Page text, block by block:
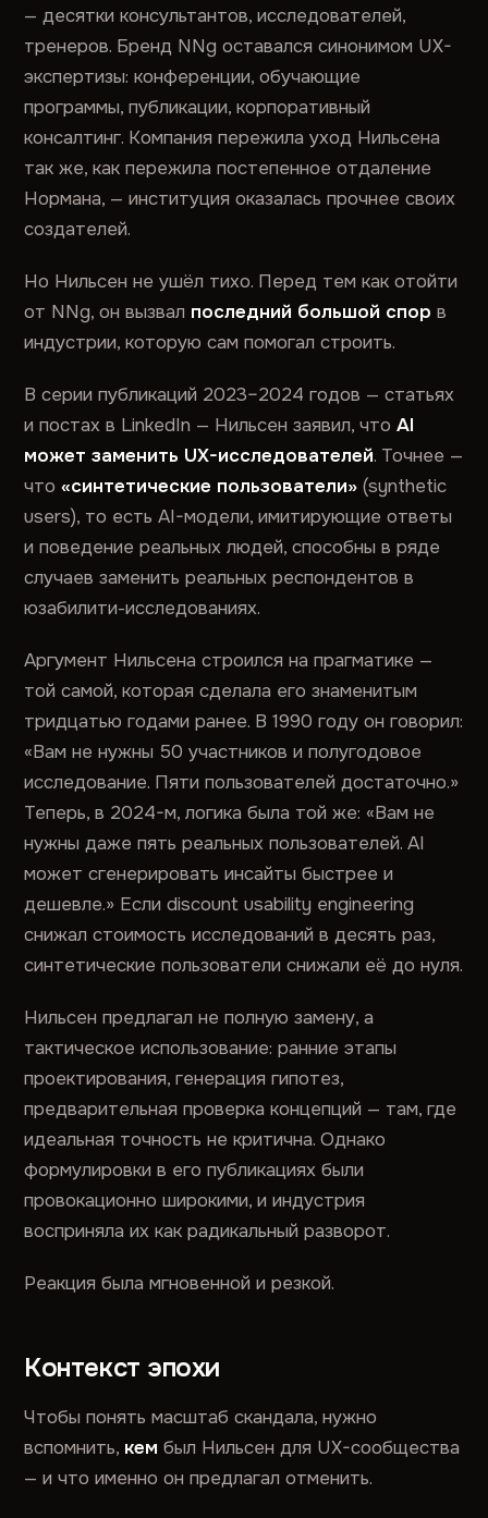
— десятки консультантов, исследователей,
тренеров. Бренд NNg оставался синонимом UX-
экспертизы: конференции, обучающие
программы, публикации, корпоративный
консалтинг. Компания пережила уход Нильсена
так же, как пережила постепенное отдаление
Нормана, — институция оказалась прочнее своих
создателей.
Но Нильсен не ушёл тихо. Перед тем как отойти
от NNg, он вызвал последний большой спор в
индустрии, которую сам помогал строить.
В серии публикаций 2023–2024 годов — статьях
и постах в LinkedIn — Нильсен заявил, чтоAI
может заменить UX-исследователей. Точнее —
что«синтетические пользователи» (synthetic
users), то есть AI-модели, имитирующие ответы
и поведение реальных людей, способны в ряде
случаев заменить реальных респондентов в
юзабилити-исследованиях.
Аргумент Нильсена строился на прагматике —
той самой, которая сделала его знаменитым
тридцатью годами ранее. В 1990 году он говорил:
«Вам не нужны 50 участников и полугодовое
исследование. Пяти пользователей достаточно.»
Теперь, в 2024-м, логика была той же: «Вам не
нужны даже пять реальных пользователей. AI
может сгенерировать инсайты быстрее и
дешевле.» Если discount usability engineering
снижал стоимость исследований в десять раз,
синтетические пользователи снижали её до нуля.
Нильсен предлагал не полную замену, а
тактическое использование: ранние этапы
проектирования, генерация гипотез,
предварительная проверка концепций — там, где
идеальная точность не критична. Однако
формулировки в его публикациях были
провокационно широкими, и индустрия
восприняла их как радикальный разворот.
Реакция была мгновенной и резкой.
Контекст эпохи
Чтобы понять масштаб скандала, нужно
вспомнить, кем был Нильсен для UX-сообщества
— и что именно он предлагал отменить.